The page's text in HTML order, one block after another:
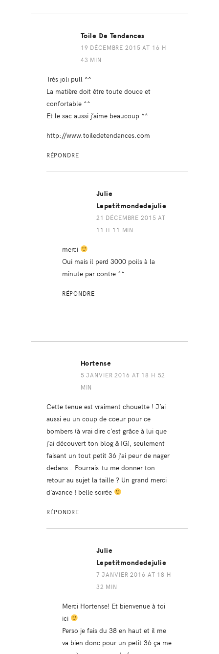
Toile De Tendances
19 DÉCEMBRE 2015 AT 16 H
43 MIN
Très joli pull ^^
La matière doit être toute douce et
confortable ^^
Et le sac aussi j’aime beaucoup ^^
http://www.toiledetendances.com
RÉPONDRE
Julie
Lepetitmondedejulie
21 DÉCEMBRE 2015 AT
11 H 11 MIN
merci
Oui mais il perd 3000 poils à la
minute par contre ^^
RÉPONDRE
Hortense
5 JANVIER 2016 AT 18 H 52
MIN
Cette tenue est vraiment chouette ! J’ai
aussi eu un coup de coeur pour ce
bombers (à vrai dire c’est grâce à lui que
j’ai découvert ton blog & IG), seulement
faisant un tout petit 36 j’ai peur de nager
dedans… Pourrais-tu me donner ton
retour au sujet la taille ? Un grand merci
d’avance ! belle soirée
RÉPONDRE
Julie
Lepetitmondedejulie
7 JANVIER 2016 AT 18 H
32 MIN
Merci Hortense! Et bienvenue à toi
ici
Perso je fais du 38 en haut et il me
va bien donc pour un petit 36 ça me